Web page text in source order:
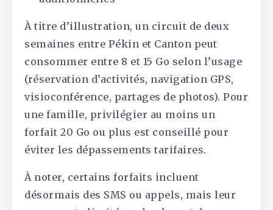
À titre d’illustration, un circuit de deux
semaines entre Pékin et Canton peut
consommer entre 8 et 15 Go selon l’usage
(réservation d’activités, navigation GPS,
visioconférence, partages de photos). Pour
une famille, privilégier au moins un
forfait 20 Go ou plus est conseillé pour
éviter les dépassements tarifaires.
À noter, certains forfaits incluent
désormais des SMS ou appels, mais leur